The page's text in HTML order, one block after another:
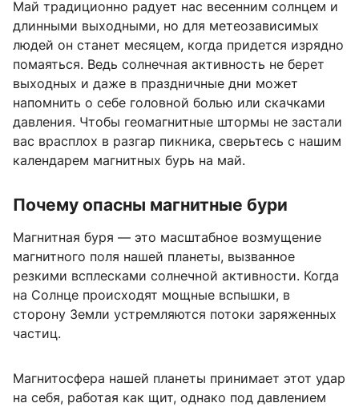
Май традиционно радует нас весенним солнцем и
длинными выходными, но для метеозависимых
людей он станет месяцем, когда придется изрядно
помаяться. Ведь солнечная активность не берет
выходных и даже в праздничные дни может
напомнить о себе головной болью или скачками
давления. Чтобы геомагнитные штормы не застали
вас врасплох в разгар пикника, сверьтесь с нашим
календарем магнитных бурь на май.
Почему опасны магнитные бури
Магнитная буря — это масштабное возмущение
магнитного поля нашей планеты, вызванное
резкими всплесками солнечной активности. Когда
на Солнце происходят мощные вспышки, в
сторону Земли устремляются потоки заряженных
частиц.
Магнитосфера нашей планеты принимает этот удар
на себя, работая как щит, однако под давлением